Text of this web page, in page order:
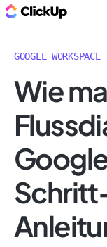
GOOGLE WORKSPACE
Wie